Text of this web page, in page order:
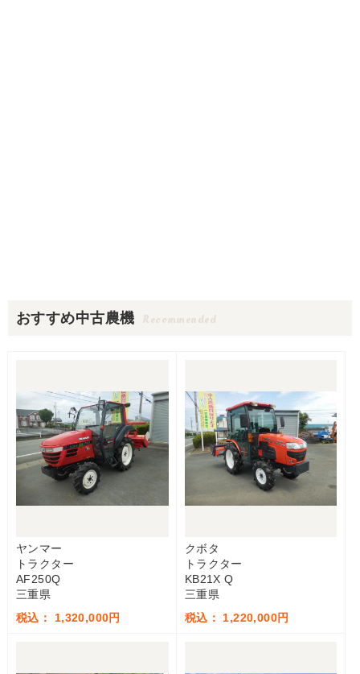
おすすめ中古農機 Recommended
ヤンマー
トラクター
AF250Q
三重県
税込： 1,320,000円
クボタ
トラクター
KB21X Q
三重県
税込： 1,220,000円